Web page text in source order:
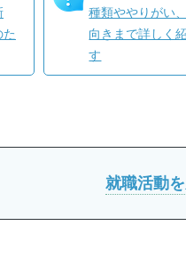
種類ややりがい
向きまで詳しく
す
就職活動